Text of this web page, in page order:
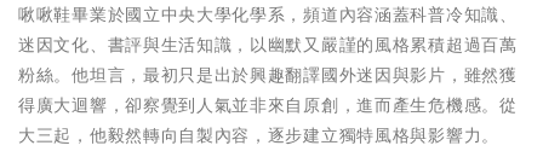
啾啾鞋畢業於國立中央大學化學系，頻道內容涵蓋科普冷知識、
迷因文化、書評與生活知識，以幽默又嚴謹的風格累積超過百萬
粉絲。他坦言，最初只是出於興趣翻譯國外迷因與影片，雖然獲
得廣大迴響，卻察覺到人氣並非來自原創，進而產生危機感。從
大三起，他毅然轉向自製內容，逐步建立獨特風格與影響力。